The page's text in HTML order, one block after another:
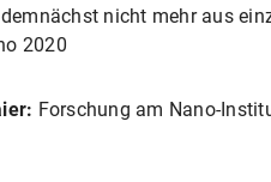
nicht mehr aus
2020
Forschung am Nano-